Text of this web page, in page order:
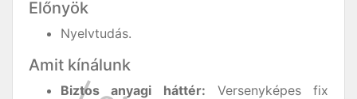
Előnyök
Nyelvtudás.
Amit kínálunk
Biztos anyagi háttér: Versenyképes fix